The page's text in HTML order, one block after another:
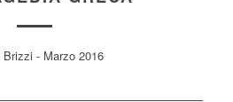
- Marzo 2016